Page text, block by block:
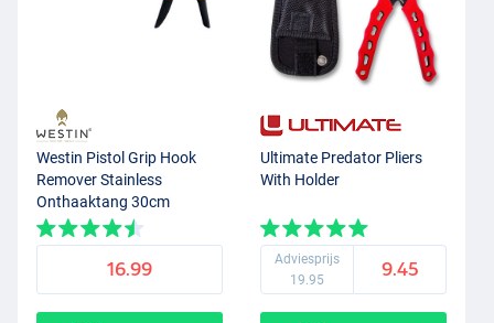
Westin Pistol Grip Hook
Remover Stainless
Onthaaktang 30cm
16.99
Ultimate Predator Pliers
With Holder
Adviesprijs
19.95
9.45